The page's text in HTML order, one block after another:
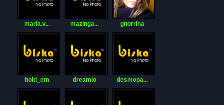
maria.v... mazinga... gnorrina
hold_em dreamlo desmopa...